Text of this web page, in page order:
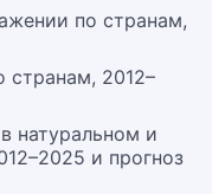
по странам,
2012–
натуральном и
и прогноз